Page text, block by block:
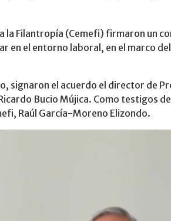
Filantropía (Cemefi) firmaron un
en el entorno laboral, en el marco
signaron el acuerdo el director de
Bucio Mújica. Como testigos
Raúl García-Moreno Elizondo.